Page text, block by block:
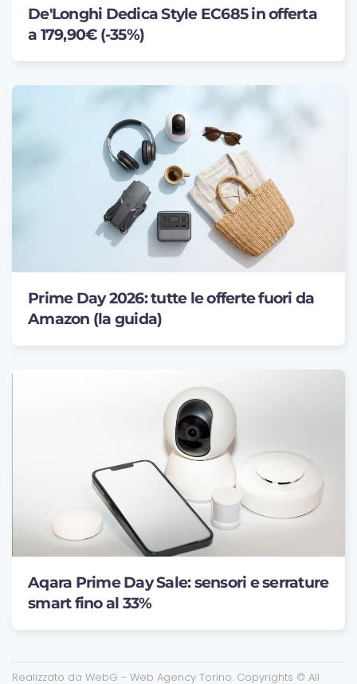
De'Longhi Dedica Style EC685 in offerta
a 179,90€ (-35%)
Prime Day 2026: tutte le offerte fuori da
Amazon (la guida)
Aqara Prime Day Sale: sensori e serrature
smart fino al 33%
Realizzato da WebG - Web Agency Torino. Copyrights © All